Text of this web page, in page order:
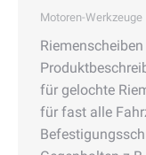
Motoren-Werkzeuge
Riemenscheiben
für gelochte
für fast alle